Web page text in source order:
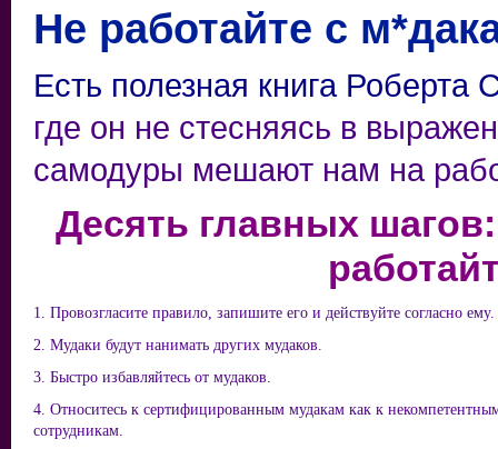
Не работайте с
Есть полезная книга Роберта
где он не стесняясь в
самодуры мешают нам на
Десять главных
1. Провозгласите правило, запишите его и действуйте согласно ему.
2. Мудаки будут нанимать других мудаков.
3. Быстро избавляйтесь от мудаков.
4. Относитесь к сертифицированным мудакам как к
сотрудникам.